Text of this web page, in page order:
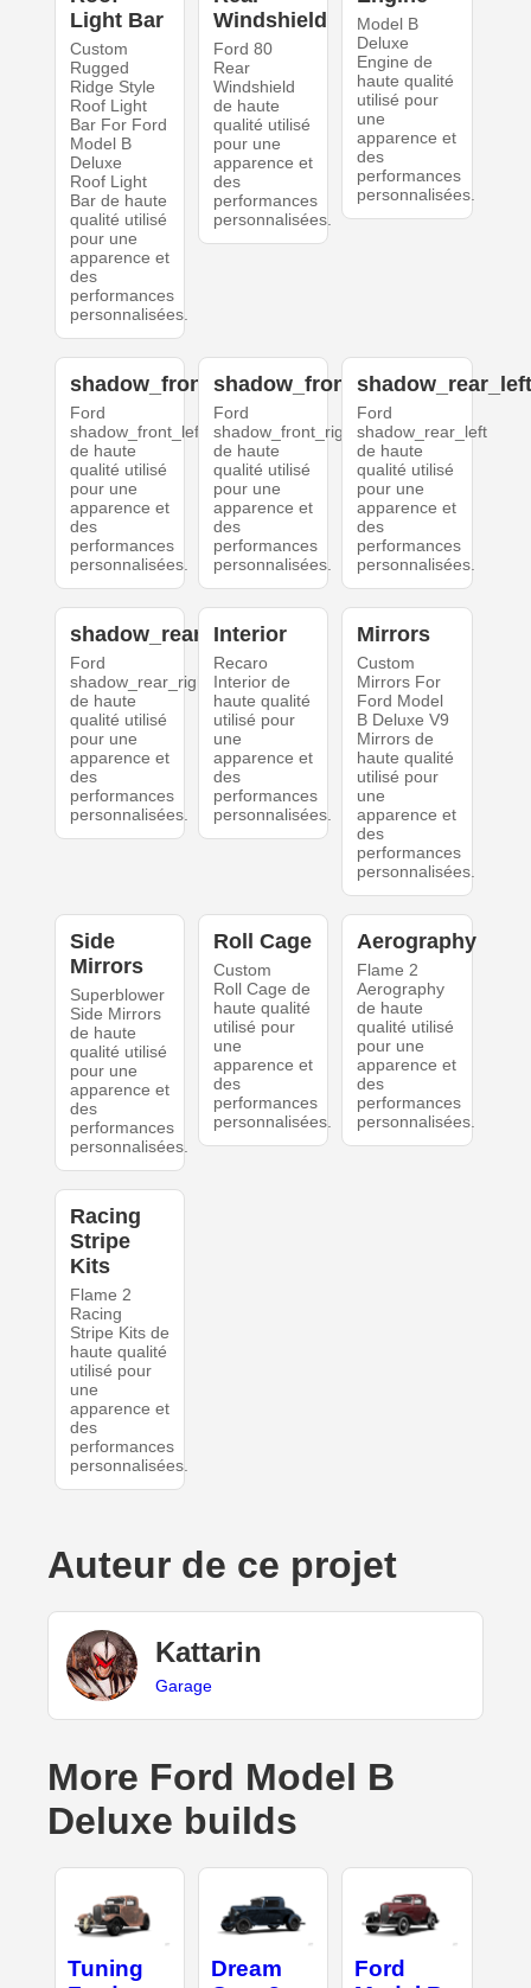
Light Bar
Custom
Rugged
Ridge Style
Roof Light
Bar For Ford
Model B
Deluxe
Roof Light
Bar de haute
qualité utilisé
pour une
apparence et
des
performances
personnalisées.
Windshield
Ford 80
Rear
Windshield
de haute
qualité utilisé
pour une
apparence et
des
performances
personnalisées.
Model B
Deluxe
Engine de
haute qualité
utilisé pour
une
apparence et
des
performances
personnalisées.
shadow_front_left
Ford
shadow_front_left
de haute
qualité utilisé
pour une
apparence et
des
performances
personnalisées.
shadow_front_right
Ford
shadow_front_right
de haute
qualité utilisé
pour une
apparence et
des
performances
personnalisées.
Ford
shadow_rear_left
de haute
qualité utilisé
pour une
apparence et
des
performances
personnalisées.
shadow_rear_right
Ford
shadow_rear_right
de haute
qualité utilisé
pour une
apparence et
des
performances
personnalisées.
Interior
Recaro
Interior de
haute qualité
utilisé pour
une
apparence et
des
performances
personnalisées.
Mirrors
Custom
Mirrors For
Ford Model
B Deluxe V9
Mirrors de
haute qualité
utilisé pour
une
apparence et
des
performances
personnalisées.
Side
Mirrors
Superblower
Side Mirrors
de haute
qualité utilisé
pour une
apparence et
des
performances
personnalisées.
Roll Cage
Custom
Roll Cage de
haute qualité
utilisé pour
une
apparence et
des
performances
personnalisées.
Aerography
Flame 2
Aerography
de haute
qualité utilisé
pour une
apparence et
des
performances
personnalisées.
Racing
Stripe
Kits
Flame 2
Racing
Stripe Kits de
haute qualité
utilisé pour
une
apparence et
des
performances
personnalisées.
Auteur de ce projet
Kattarin
Garage
More Ford Model B
Deluxe builds
Tuning
Dream
Ford